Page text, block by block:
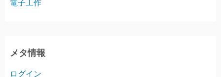
電子工作
メタ情報
ログイン